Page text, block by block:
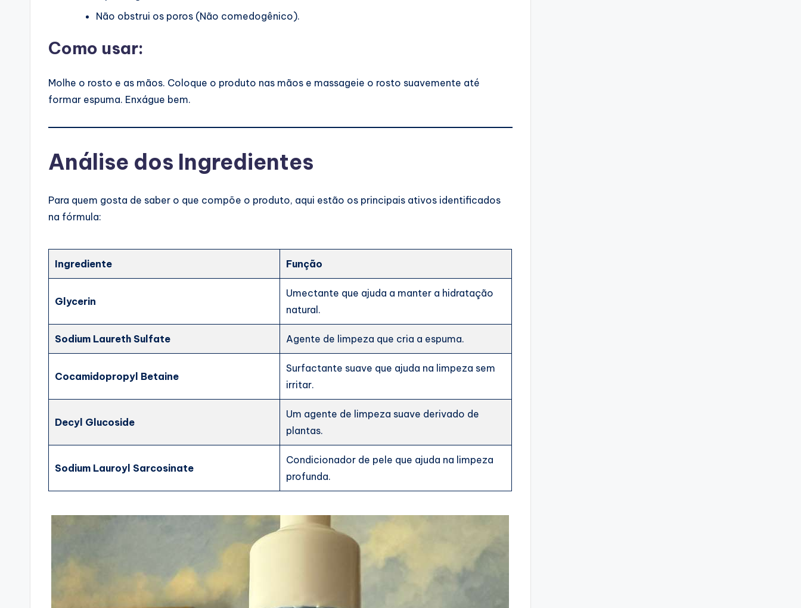
Não obstrui os poros (Não comedogênico).
Como usar:
Molhe o rosto e as mãos. Coloque o produto nas mãos e massageie o rosto suavemente até
formar espuma. Enxágue bem.
Análise dos Ingredientes
Para quem gosta de saber o que compõe o produto, aqui estão os principais ativos identificados
na fórmula:
Ingrediente Função
Glycerin
Umectante que ajuda a manter a hidratação
natural.
Sodium Laureth Sulfate Agente de limpeza que cria a espuma.
Cocamidopropyl Betaine
Surfactante suave que ajuda na limpeza sem
irritar.
Decyl Glucoside
Um agente de limpeza suave derivado de
plantas.
Sodium Lauroyl Sarcosinate
Condicionador de pele que ajuda na limpeza
profunda.